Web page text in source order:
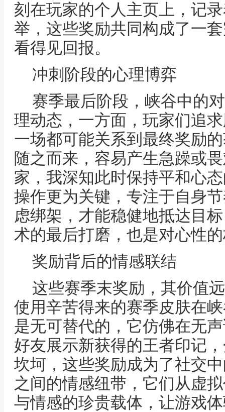
刻在玩家的个人主页上，记
举，这些奖励共同构成了一
看得见回报。
冲刺阶段的心理博弈
赛季最后阶段，峡谷中的
理动态，一方面，玩家们追
一场都可能关系到最终奖励
随之而来，容易产生急躁或
家，我深知此时保持平和心
操作更为关键，专注于自身
虑绑架，才能稳健地抵达目
术的最后打磨，也是对心性
奖励背后的情感联结
这些赛季末奖励，其价值
使用辛苦得来的赛季皮肤在
是无可替代的，它仿佛在无
好友展示新获得的王者印记
坎坷，这些奖励成为了社交
之间的情感纽带，它们从虚
与情感的珍贵载体，让游戏